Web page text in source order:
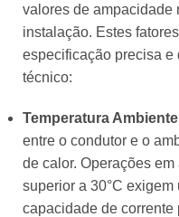
valores de ampacidade
instalação. Estes
especificação precisa e
técnico:
Temperatura
entre o condutor e o
de calor. Operações
superior a 30°C
capacidade de corrente